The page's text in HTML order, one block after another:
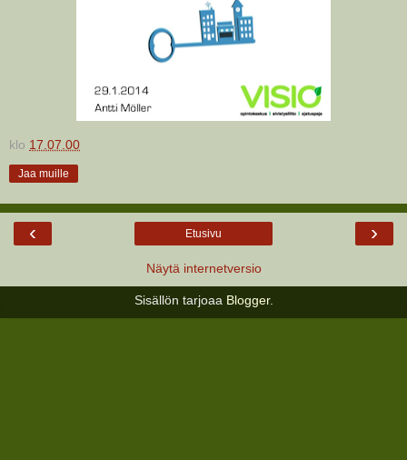
klo 17.07.00
Jaa muille
‹ ›
Etusivu
Näytä internetversio
Sisällön tarjoaa Blogger.